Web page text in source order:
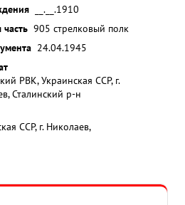
__.__.1910
905 стрелковый полк
24.04.1945
РВК, Украинская ССР, г.
Сталинский р-н
ССР, г. Николаев,